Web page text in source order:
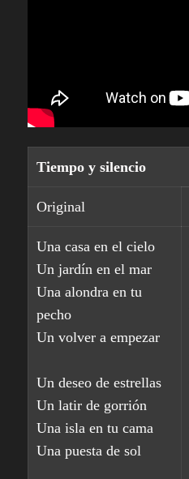
Tiempo y silencio
Original
Una casa en el cielo
Un jardín en el mar
Una alondra en tu
pecho
Un volver a empezar
Un deseo de estrellas
Un latir de gorrión
Una isla en tu cama
Una puesta de sol